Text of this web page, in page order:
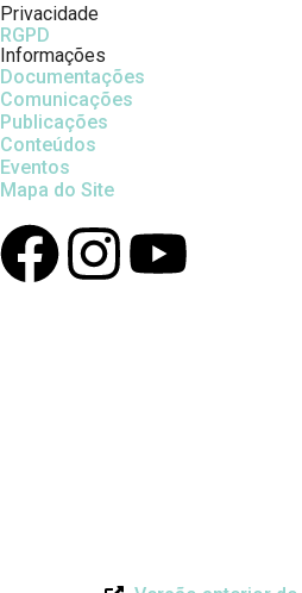
Privacidade
RGPD
Informações
Documentações
Comunicações
Publicações
Conteúdos
Eventos
Mapa do Site